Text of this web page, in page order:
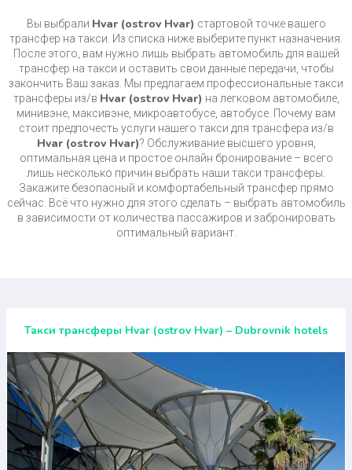
Вы выбрали Hvar (ostrov Hvar) стартовой точке вашего
трансфер на такси. Из списка ниже выберите пункт назначения.
После этого, вам нужно лишь выбрать автомобиль для вашей
трансфер на такси и оставить свои данные передачи, чтобы
закончить Ваш заказ. Мы предлагаем профессиональные такси
трансферы из/в Hvar (ostrov Hvar) на легковом автомобиле,
минивэне, максивэне, микроавтобусе, автобусе. Почему вам
стоит предпочесть услуги нашего такси для трансфера из/в
Hvar (ostrov Hvar)? Обслуживание высшего уровня,
оптимальная цена и простое онлайн бронирование – всего
лишь несколько причин выбрать наши такси трансферы.
Закажите безопасный и комфортабельный трансфер прямо
сейчас. Всё что нужно для этого сделать – выбрать автомобиль
в зависимости от количества пассажиров и забронировать
оптимальный вариант.
Такси трансферы Hvar (ostrov Hvar) – Dubrovnik hotels